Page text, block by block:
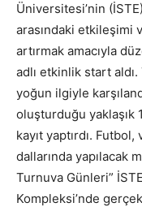
Üniversitesi’nin
arasındaki etkileşimi
artırmak amacıyla
adlı etkinlik start
yoğun ilgiyle
oluşturduğu yaklaşık
kayıt yaptırdı.
dallarında yapılacak
Turnuva Günleri”
Kompleksi’nde